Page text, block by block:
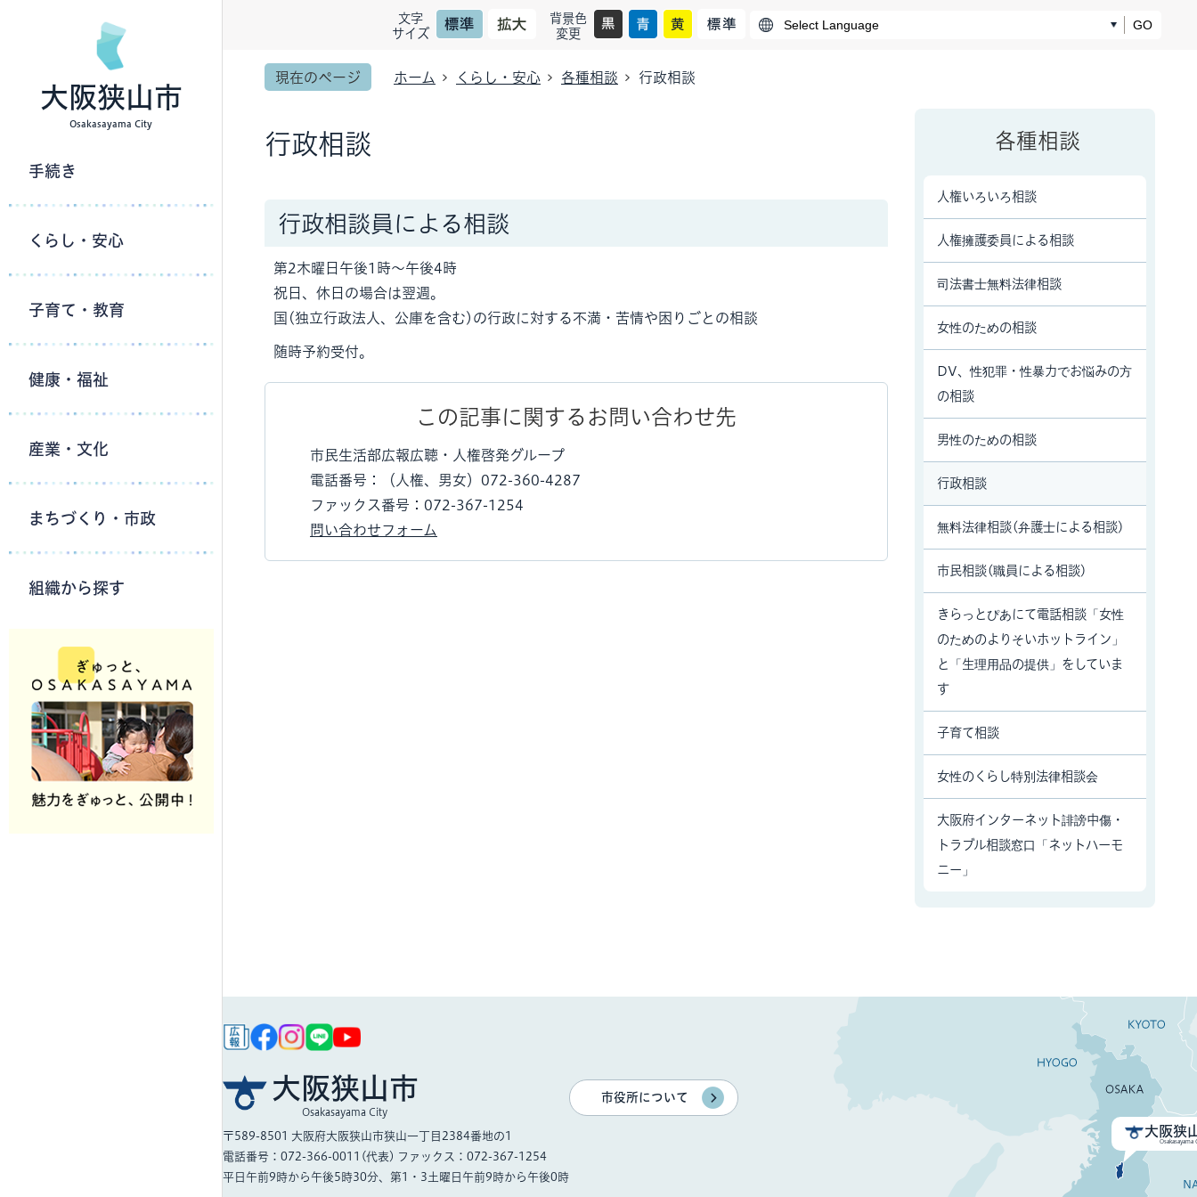
文字
サイズ
背景色
変更
GO
現在のページ ホーム くらし・安心 各種相談 行政相談
大阪狭山市
Osakasayama City
手続き
くらし・安心
子育て・教育
健康・福祉
産業・文化
まちづくり・市政
組織から探す
行政相談
行政相談員による相談
第2木曜日午後1時～午後4時
祝日、休日の場合は翌週。
国(独立行政法人、公庫を含む)の行政に対する不満・苦情や困りごとの相談
随時予約受付。
この記事に関するお問い合わせ先
市民生活部広報広聴・人権啓発グループ
電話番号：（人権、男女）072-360-4287
ファックス番号：072-367-1254
問い合わせフォーム
各種相談
人権いろいろ相談
人権擁護委員による相談
司法書士無料法律相談
女性のための相談
DV、性犯罪・性暴力でお悩みの方
の相談
男性のための相談
行政相談
無料法律相談(弁護士による相談)
市民相談(職員による相談)
きらっとぴあにて電話相談「女性
のためのよりそいホットライン」
と「生理用品の提供」をしていま
す
子育て相談
女性のくらし特別法律相談会
大阪府インターネット誹謗中傷・
トラブル相談窓口「ネットハーモ
ニー」
大阪狭山市
Osakasayama City
〒589-8501
大阪府大阪狭山市狭山一丁目2384番地の1
電話番号：072-366-0011(代表) ファックス：072-367-1254
平日午前9時から午後5時30分、第1・3土曜日午前9時から午後0時
市役所について
大阪狭
Osakasayama